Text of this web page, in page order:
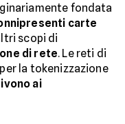
fondata
carte
scopi di
di rete. Le reti di
la tokenizzazione
ai